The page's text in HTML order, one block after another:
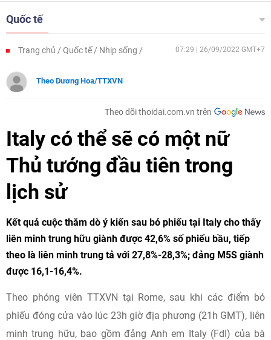
Quốc tế
Trang chủ Quốc tế Nhịp sống 07:29 | 26/09/2022 GMT+7
Theo Dương Hoa/TTXVN
Theo dõi thoidai.com.vn trên
Italy có thể sẽ có một nữ
Thủ tướng đầu tiên trong
lịch sử
Kết quả cuộc thăm dò ý kiến sau bỏ phiếu tại Italy cho thấy
liên minh trung hữu giành được 42,6% số phiếu bầu, tiếp
theo là liên minh trung tả với 27,8%-28,3%; đảng M5S giành
được 16,1-16,4%.
Theo phóng viên TTXVN tại Rome, sau khi các điểm bỏ
phiếu đóng cửa vào lúc 23h giờ địa phương (21h GMT), liên
minh trung hữu, bao gồm đảng Anh em Italy (FdI) của bà